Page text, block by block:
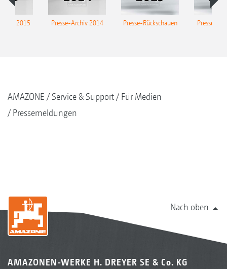
2015 Presse-Archiv 2014 Presse-Rückschauen Presse-
AMAZONE Service & Support
Für Medien
Pressemeldungen
Nach oben
AMAZONEN-WERKE H. DREYER SE & Co. KG